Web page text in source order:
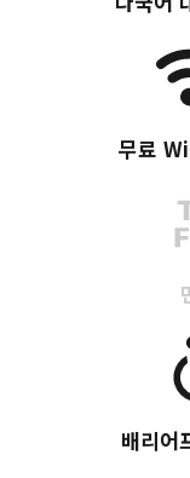
무료
배리어